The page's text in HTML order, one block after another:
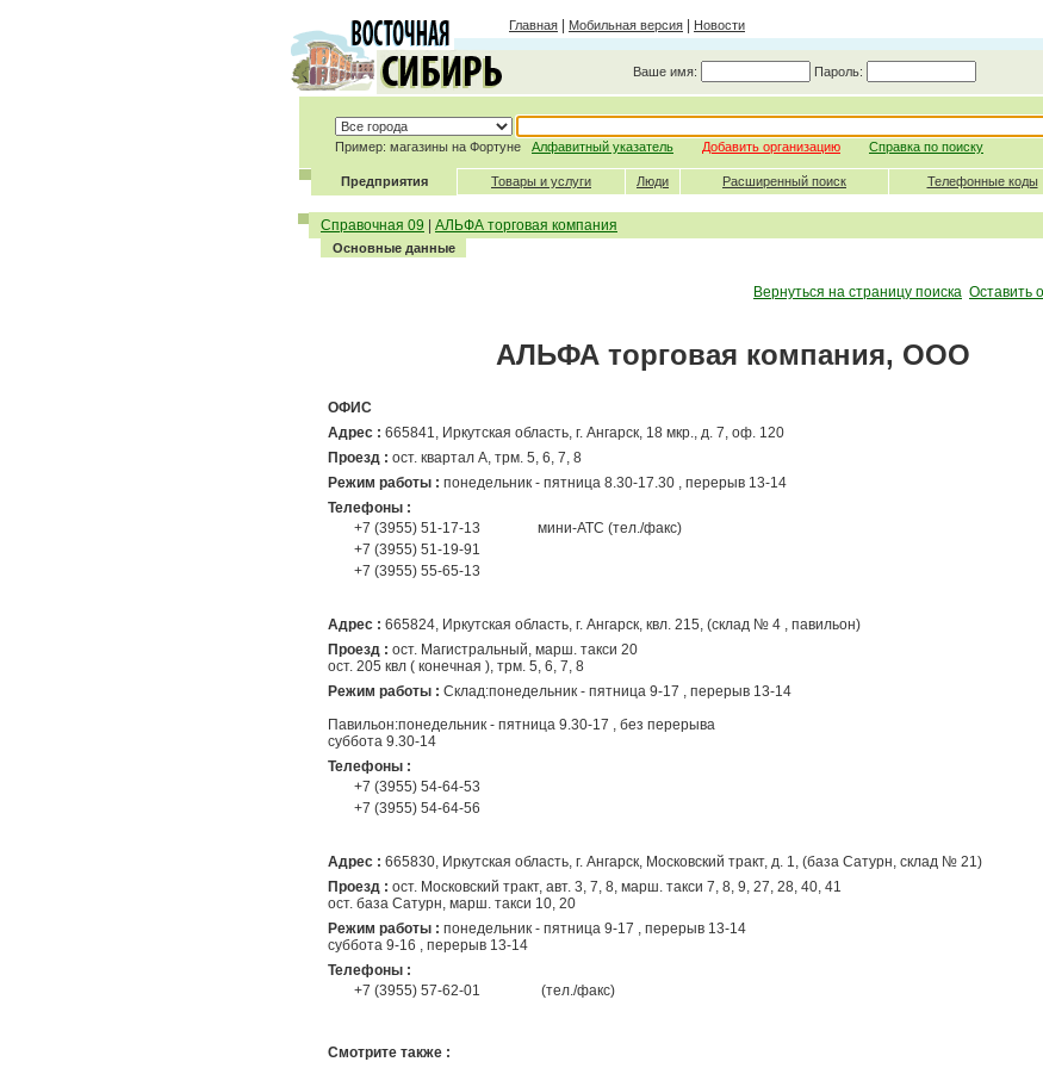
Главная Мобильная версия Новости
Ваше имя: Пароль:
Пример: магазины на Фортуне Алфавитный указатель Добавить организацию Справка по поиску
Предприятия Товары и услуги Люди Расширенный поиск Телефонные коды
Справочная 09 АЛЬФА торговая компания
Основные данные
Вернуться на страницу поиска Оставить
АЛЬФА торговая компания, ООО
ОФИС
Адрес : 665841, Иркутская область, г. Ангарск, 18 мкр., д. 7, оф. 120
Проезд : ост. квартал А, трм. 5, 6, 7, 8
Режим работы : понедельник - пятница 8.30-17.30 , перерыв 13-14
Телефоны :
+7 (3955) 51-17-13
мини-АТС (тел./факс)
+7 (3955) 51-19-91
+7 (3955) 55-65-13
Адрес : 665824, Иркутская область, г. Ангарск, квл. 215, (склад № 4 , павильон)
Проезд : ост. Магистральный, марш. такси 20
ост. 205 квл ( конечная ), трм. 5, 6, 7, 8
Режим работы : Склад:понедельник - пятница 9-17 , перерыв 13-14
Павильон:понедельник - пятница 9.30-17 , без перерыва
суббота 9.30-14
Телефоны :
+7 (3955) 54-64-53
+7 (3955) 54-64-56
Адрес : 665830, Иркутская область, г. Ангарск, Московский тракт, д. 1, (база Сатурн, склад № 21)
Проезд : ост. Московский тракт, авт. 3, 7, 8, марш. такси 7, 8, 9, 27, 28, 40, 41
ост. база Сатурн, марш. такси 10, 20
Режим работы : понедельник - пятница 9-17 , перерыв 13-14
суббота 9-16 , перерыв 13-14
Телефоны :
+7 (3955) 57-62-01
(тел./факс)
Смотрите также :